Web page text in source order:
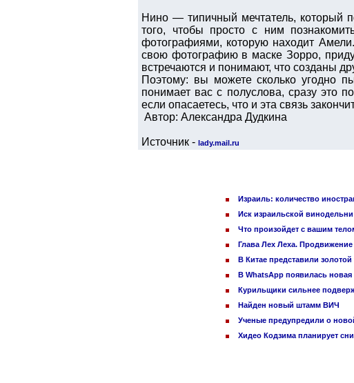
Нино — типичный мечтатель, который
того, чтобы просто с ним
фотографиями, которую находит
свою фотографию в маске Зорро,
встречаются и понимают, что созданы
Поэтому: вы можете сколько угодно
понимает вас с полуслова, сразу это
если опасаетесь, что и эта связь
Автор: Александра Дудкина
Источник - lady.mail.ru
Израиль: количество
Иск израильской
Что произойдет с вашим
Глава Лех Леха.
В Китае представили
В WhatsApp появилась новая
Курильщики сильнее
Найден новый штамм ВИЧ
Ученые предупредили о
Хидео Кодзима планирует